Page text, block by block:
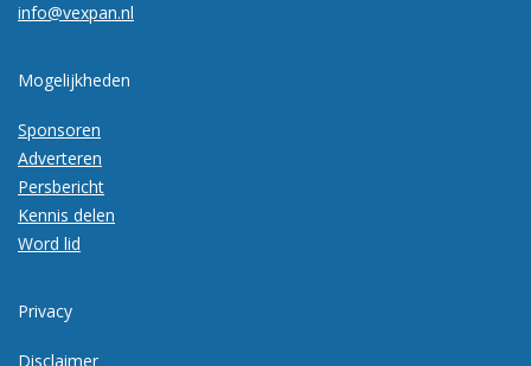
info@vexpan.nl
Mogelijkheden
Sponsoren
Adverteren
Persbericht
Kennis delen
Word lid
Privacy
Disclaimer